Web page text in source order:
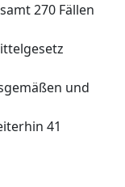
270 Fällen
und
41